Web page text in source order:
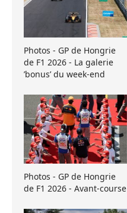
Photos - GP de Hongrie
de F1 2026 - La galerie
’bonus’ du week-end
Photos - GP de Hongrie
de F1 2026 - Avant-course